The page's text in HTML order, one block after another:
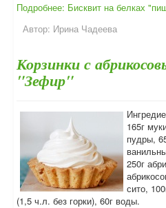
Подробнее: Бисквит на белках
Автор: Ирина Чадеева
Корзинки с
"Зефир"
165г
пудры,
250г
сито,
(1,5 ч.л. без горки), 60г воды.